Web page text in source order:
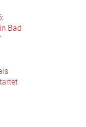
Bad